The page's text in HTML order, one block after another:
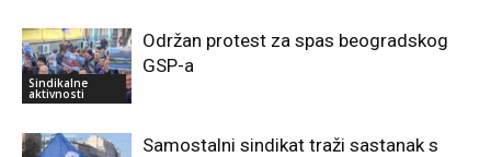
Sindikalne
aktivnosti
Održan protest za spas beogradskog
GSP-a
Samostalni sindikat traži sastanak s